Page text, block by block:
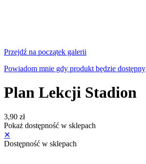
Przejdź na początek galerii
Powiadom mnie gdy produkt będzie dostępny
Plan Lekcji Stadion
3,90 zł
Pokaż dostępność w sklepach
✕
Dostępność w sklepach